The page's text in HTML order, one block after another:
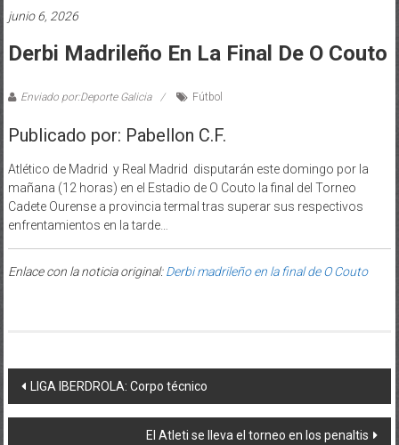
junio 6, 2026
Derbi Madrileño En La Final De O Couto
Enviado por:Deporte Galicia Fútbol
Publicado por: Pabellon C.F.
Atlético de Madrid y Real Madrid disputarán este domingo por la
mañana (12 horas) en el Estadio de O Couto la final del Torneo
Cadete Ourense a provincia termal tras superar sus respectivos
enfrentamientos en la tarde…
Enlace con la noticia original:Derbi madrileño en la final de O Couto
Post navigation
LIGA IBERDROLA: Corpo técnico
El Atleti se lleva el torneo en los penaltis